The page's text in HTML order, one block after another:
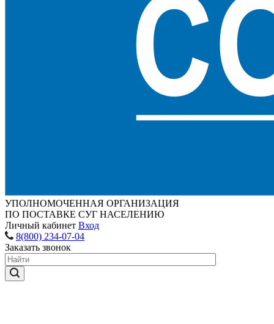
УПОЛНОМОЧЕННАЯ ОРГАНИЗАЦИЯ
ПО ПОСТАВКЕ СУГ НАСЕЛЕНИЮ
Личный кабинет Вход
8(800) 234-07-04
Заказать звонок